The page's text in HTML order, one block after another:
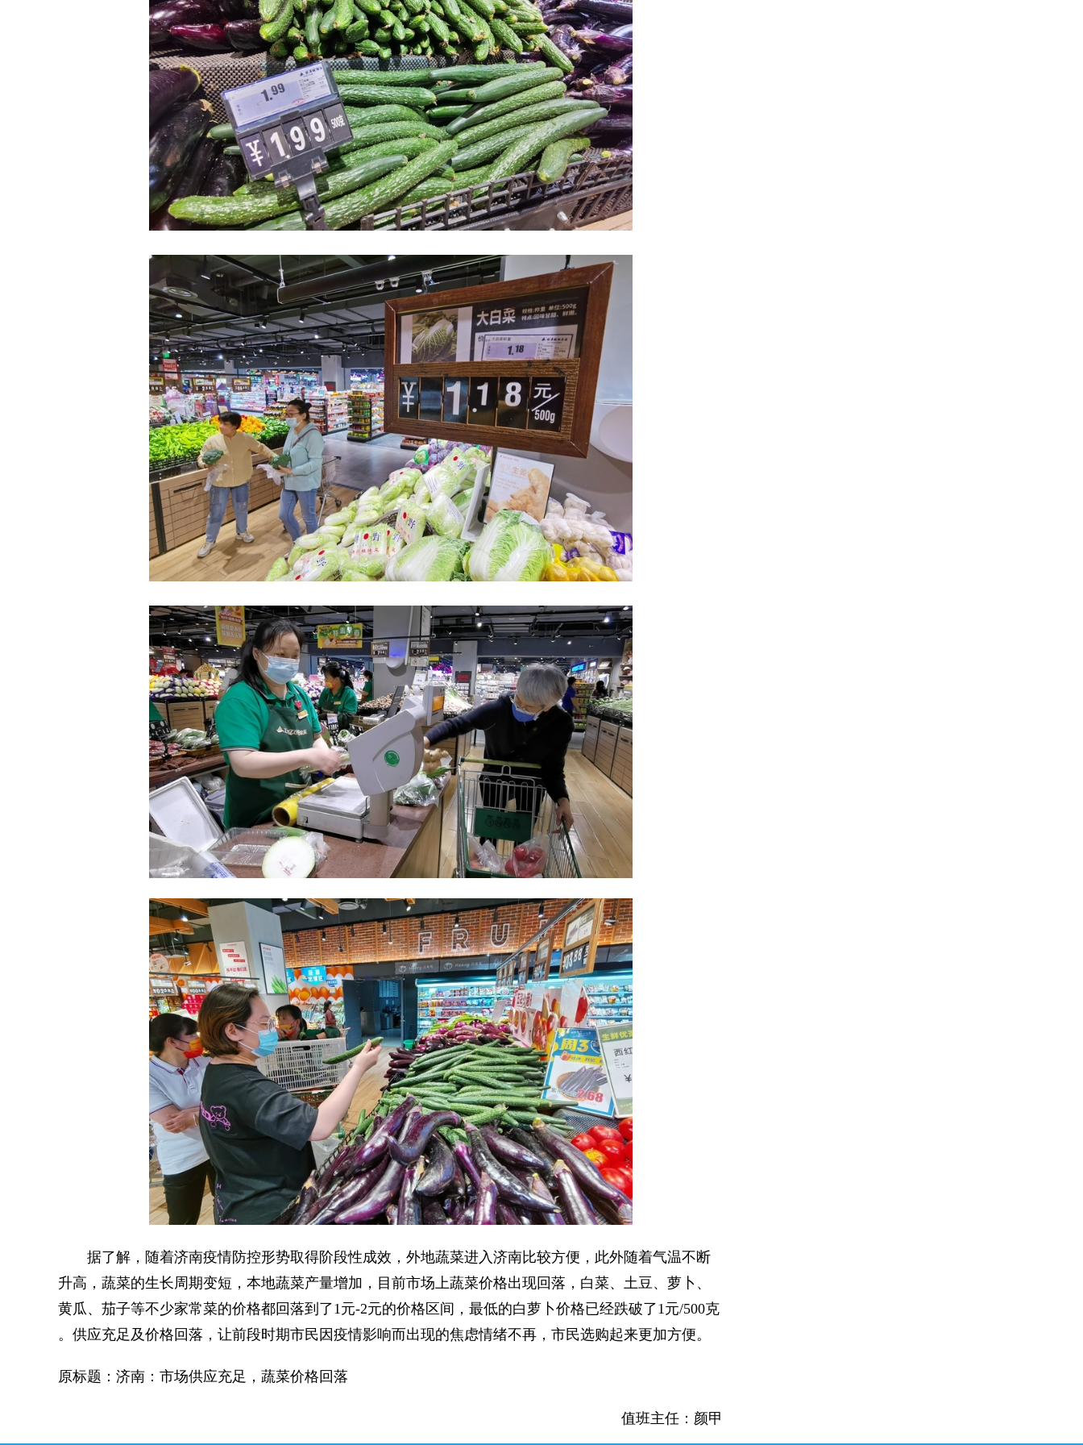
据了解，随着济南疫情防控形势取得阶段性成效，外地蔬菜进入济南比较方便，此外随着气温不断
升高，蔬菜的生长周期变短，本地蔬菜产量增加，目前市场上蔬菜价格出现回落，白菜、土豆、萝卜、
黄瓜、茄子等不少家常菜的价格都回落到了1元-2元的价格区间，最低的白萝卜价格已经跌破了1元/500克
。供应充足及价格回落，让前段时期市民因疫情影响而出现的焦虑情绪不再，市民选购起来更加方便。
原标题：济南：市场供应充足，蔬菜价格回落
值班主任：颜甲